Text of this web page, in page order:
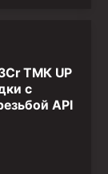
ТМК UP
с
API